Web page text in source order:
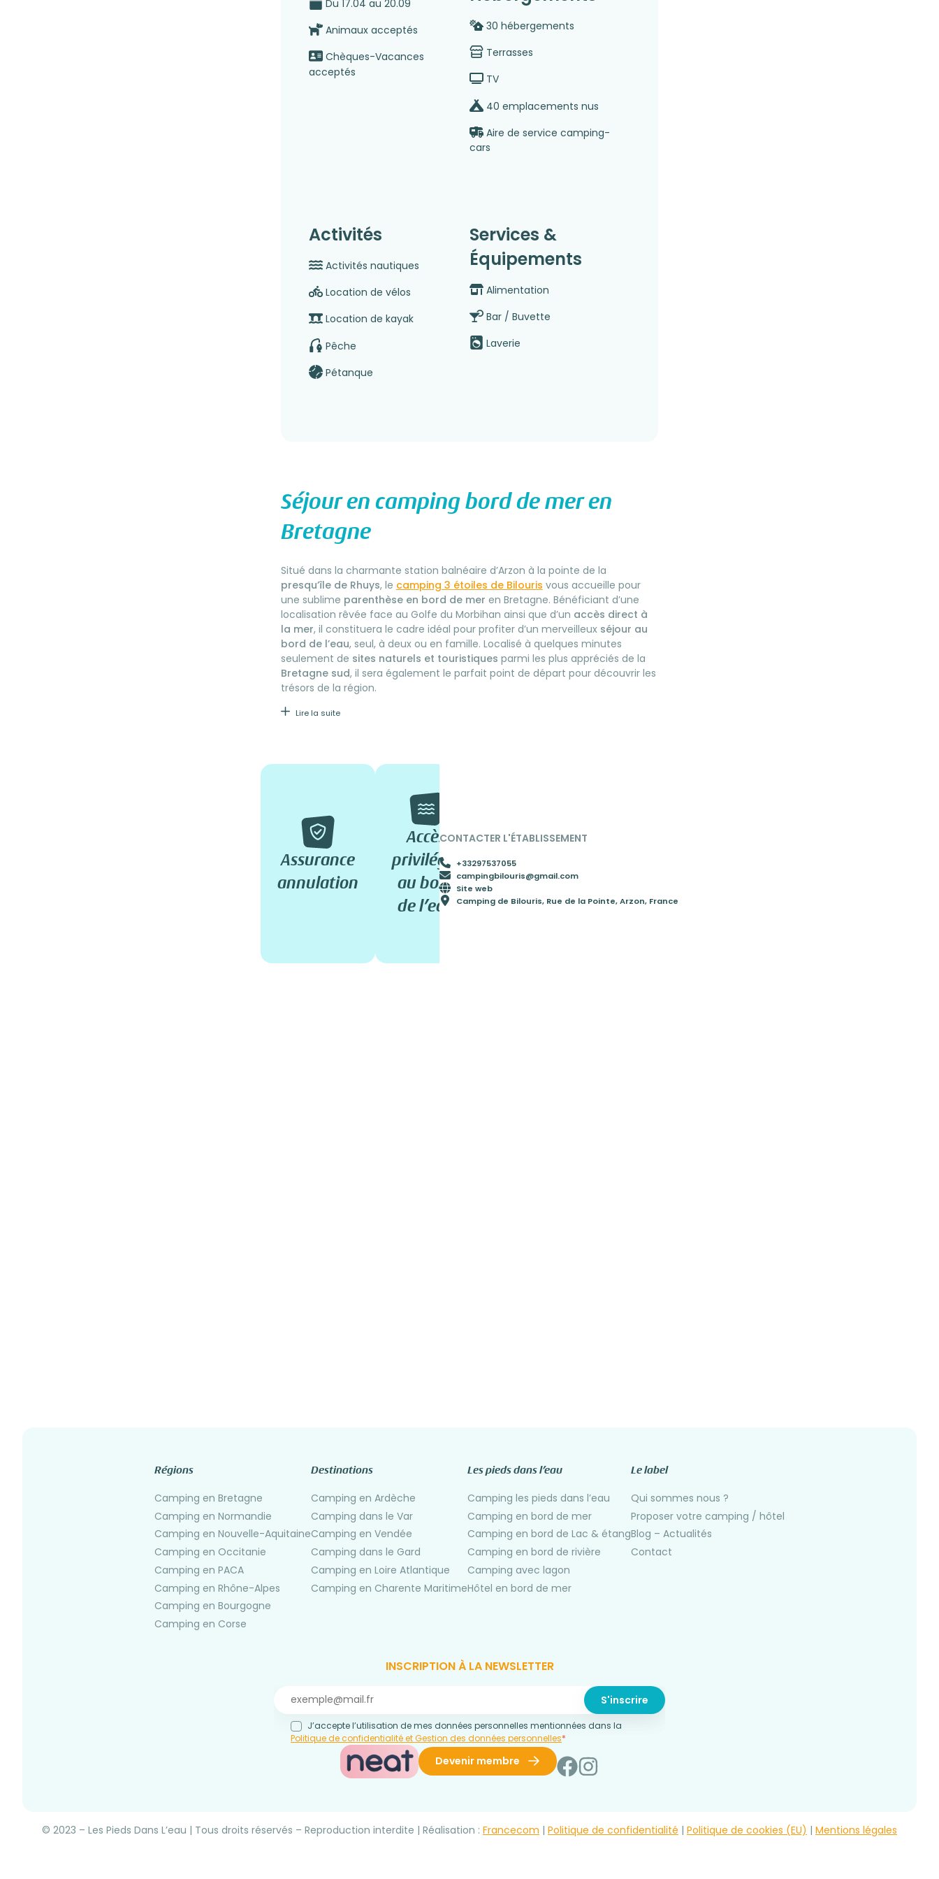
Du 17.04 au 20.09
Animaux acceptés
Chèques-Vacances
acceptés
30 hébergements
Terrasses
TV
40 emplacements nus
Aire de service camping-
cars
Activités
Activités nautiques
Location de vélos
Location de kayak
Pêche
Pétanque
Services &
Équipements
Alimentation
Bar / Buvette
Laverie
Séjour en camping bord de mer en
Bretagne
Situé dans la charmante station balnéaire d’Arzon à la pointe de la
presqu’île de Rhuys, le camping 3 étoiles de Bilouris vous accueille pour
une sublime parenthèse en bord de mer en Bretagne. Bénéficiant d’une
localisation rêvée face au Golfe du Morbihan ainsi que d’un accès direct à
la mer, il constituera le cadre idéal pour profiter d’un merveilleux séjour au
bord de l’eau, seul, à deux ou en famille. Localisé à quelques minutes
seulement de sites naturels et touristiques parmi les plus appréciés de la
Bretagne sud, il sera également le parfait point de départ pour découvrir les
trésors de la région.
Lire la suite
Assurance
annulation
Accès
privilégié
au bord
de l’eau
au
meilleur
emplacements
CONTACTER L'ÉTABLISSEMENT
+33297537055
campingbilouris@gmail.com
Site web
Camping de Bilouris, Rue de la Pointe, Arzon, France
Régions
Camping en Bretagne
Camping en Normandie
Camping en Nouvelle-Aquitaine
Camping en Occitanie
Camping en PACA
Camping en Rhône-Alpes
Camping en Bourgogne
Camping en Corse
Destinations
Camping en Ardèche
Camping dans le Var
Camping en Vendée
Camping dans le Gard
Camping en Loire Atlantique
Camping en Charente Maritime
Les pieds dans l’eau
Camping les pieds dans l’eau
Camping en bord de mer
Camping en bord de Lac & étang
Camping en bord de rivière
Camping avec lagon
Hôtel en bord de mer
Le label
Qui sommes nous ?
Proposer votre camping / hôtel
Blog – Actualités
Contact
INSCRIPTION À LA NEWSLETTER
J’accepte l’utilisation de mes données personnelles mentionnées dans la
Politique de confidentialité et Gestion des données personnelles*
Devenir membre
© 2023 – Les Pieds Dans L’eau | Tous droits réservés – Reproduction interdite | Réalisation : Francecom | Politique de confidentialité | Politique de cookies (EU) | Mentions légales